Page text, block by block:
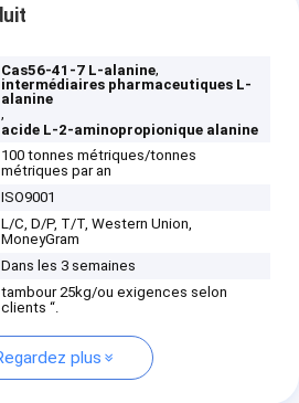
Cas56-41-7 L-alanine,
intermédiaires pharmaceutiques L-
alanine
,
acide L-2-aminopropionique alanine
100 tonnes métriques/tonnes
métriques par an
ISO9001
L/C, D/P, T/T, Western Union,
MoneyGram
Dans les 3 semaines
tambour 25kg/ou exigences selon
clients “.
plus